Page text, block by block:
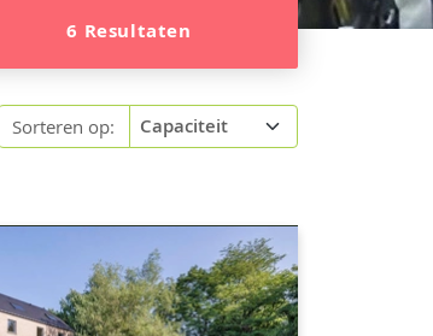
6 Resultaten
Sorteren op: